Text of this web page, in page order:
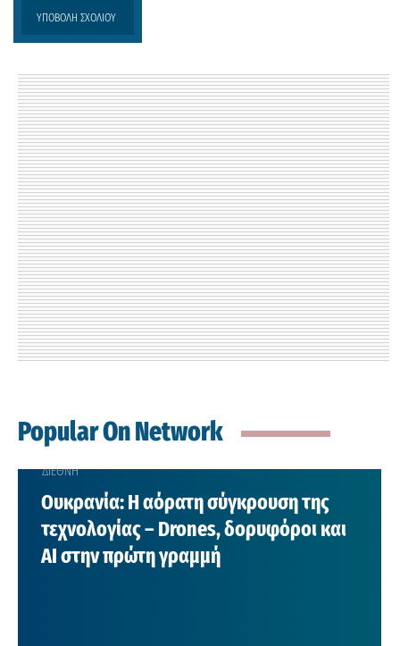
Popular On Network
ΔΙΕΘΝΗ
Ουκρανία: Η αόρατη σύγκρουση της
τεχνολογίας – Drones, δορυφόροι και
AI στην πρώτη γραμμή